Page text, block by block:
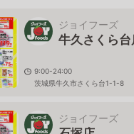
ジョイフーズ
牛久さくら台
9:00-24:00
茨城県牛久市さくら台1-1-8
ジョイフーズ